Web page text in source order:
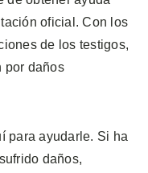
oficial. Con los
de los testigos,
por daños
para ayudarle. Si ha
daños,